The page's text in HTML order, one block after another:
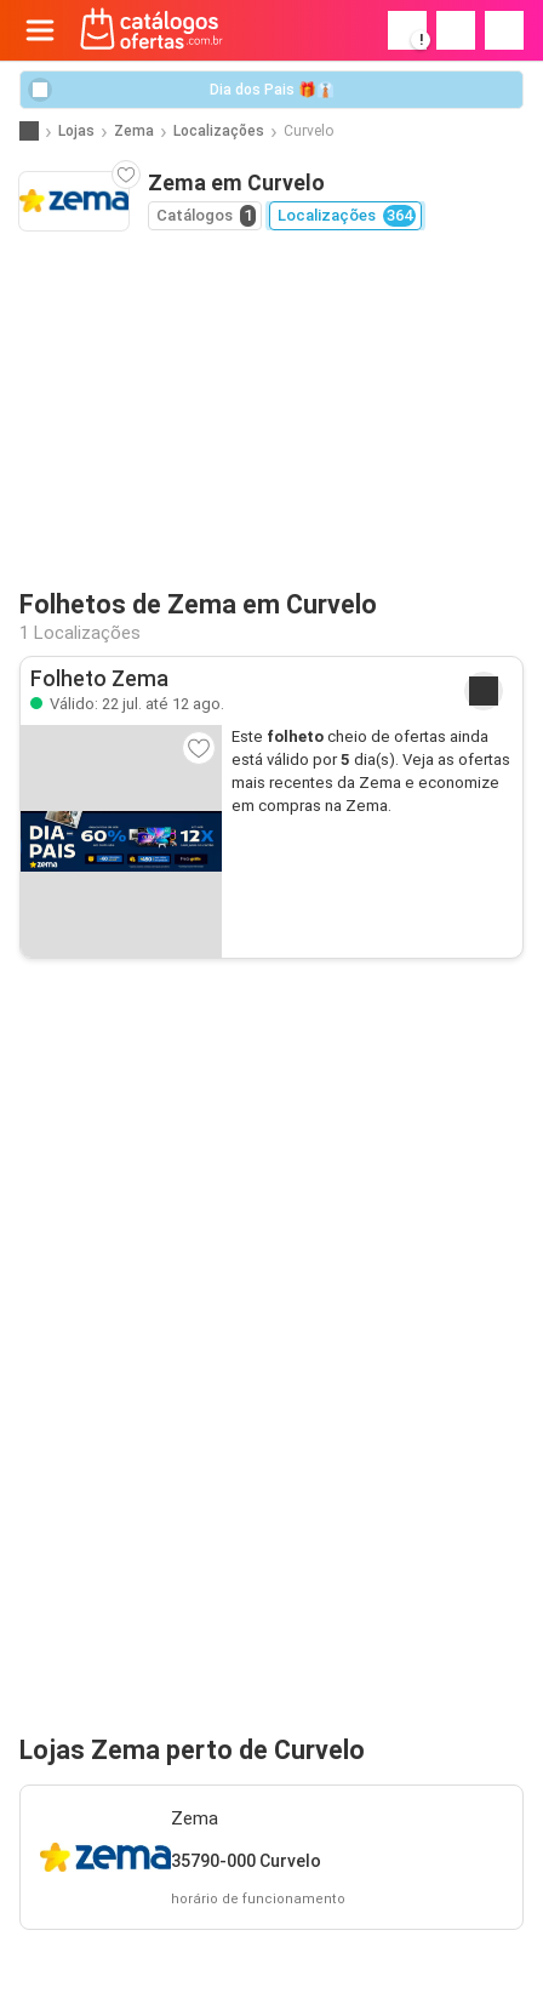
!
Dia dos Pais 🎁👔
Lojas Zema Localizações Curvelo
Zema em Curvelo
Catálogos 1 Localizações 364
Folhetos de Zema em Curvelo
1 Localizações
Folheto Zema
Válido: 22 jul. até 12 ago.
Este folhetocheio de ofertas ainda
está válido por5 dia(s). Veja as ofertas
mais recentes da Zema e economize
em compras na Zema.
Lojas Zema perto de Curvelo
Zema
35790-000 Curvelo
horário de funcionamento